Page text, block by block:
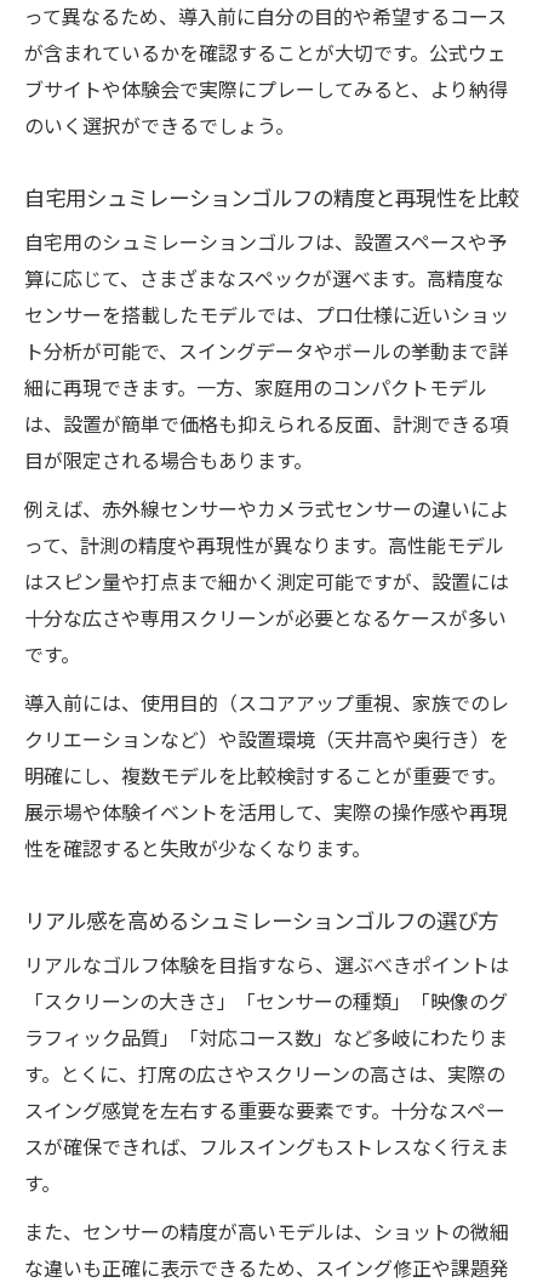
って異なるため、導入前に自分の目的や希望するコース
が含まれているかを確認することが大切です。公式ウェ
ブサイトや体験会で実際にプレーしてみると、より納得
のいく選択ができるでしょう。
自宅用シュミレーションゴルフの精度と再現性を比較
自宅用のシュミレーションゴルフは、設置スペースや予
算に応じて、さまざまなスペックが選べます。高精度な
センサーを搭載したモデルでは、プロ仕様に近いショッ
ト分析が可能で、スイングデータやボールの挙動まで詳
細に再現できます。一方、家庭用のコンパクトモデル
は、設置が簡単で価格も抑えられる反面、計測できる項
目が限定される場合もあります。
例えば、赤外線センサーやカメラ式センサーの違いによ
って、計測の精度や再現性が異なります。高性能モデル
はスピン量や打点まで細かく測定可能ですが、設置には
十分な広さや専用スクリーンが必要となるケースが多い
です。
導入前には、使用目的（スコアアップ重視、家族でのレ
クリエーションなど）や設置環境（天井高や奥行き）を
明確にし、複数モデルを比較検討することが重要です。
展示場や体験イベントを活用して、実際の操作感や再現
性を確認すると失敗が少なくなります。
リアル感を高めるシュミレーションゴルフの選び方
リアルなゴルフ体験を目指すなら、選ぶべきポイントは
「スクリーンの大きさ」「センサーの種類」「映像のグ
ラフィック品質」「対応コース数」など多岐にわたりま
す。とくに、打席の広さやスクリーンの高さは、実際の
スイング感覚を左右する重要な要素です。十分なスペー
スが確保できれば、フルスイングもストレスなく行えま
す。
また、センサーの精度が高いモデルは、ショットの微細
な違いも正確に表示できるため、スイング修正や課題発